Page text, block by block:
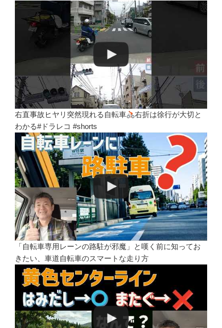
右直事故ヒヤリ突然現れる自転車
右折は徐行が大切と
わかる#ドラレコ #shorts
「自転車専用レーンの路駐が邪魔」と嘆く前に知ってお
きたい、車道自転車のスマートな走り方